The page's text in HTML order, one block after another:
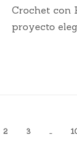
Crochet con
proyecto
2 3 …